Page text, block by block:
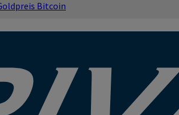
Bitcoin